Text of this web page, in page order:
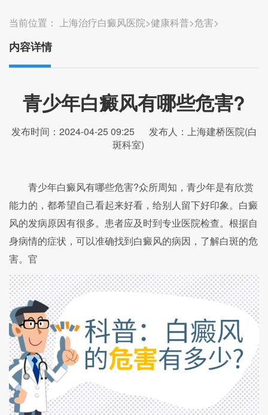
当前位置： 上海治疗白癜风医院>健康科普>危害>
内容详情
青少年白癜风有哪些危害?
发布时间：2024-04-25 09:25
发布人：上海建桥医院(白
斑科室)
青少年白癜风有哪些危害?众所周知，青少年是有欣赏
能力的，都希望自己看起来好看，给别人留下好印象。白癜
风的发病原因有很多。患者应及时到专业医院检查。根据自
身病情的症状，可以准确找到白癜风的病因，了解白斑的危
害。官